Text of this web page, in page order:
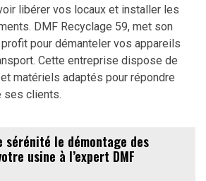
libérer vos locaux et installer les
DMF Recyclage 59, met son
pour démanteler vos appareils
Cette entreprise dispose de
matériels adaptés pour répondre
ses clients.
sérénité le démontage des
usine à l’expert DMF